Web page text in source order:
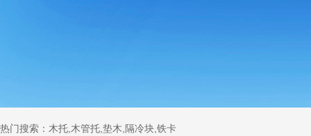
热门搜索：木托,木管托,垫木,隔冷块,铁卡